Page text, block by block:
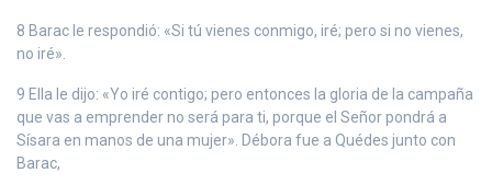
8 Barac le respondió: «Si tú vienes conmigo, iré; pero si no vienes,
no iré».
9 Ella le dijo: «Yo iré contigo; pero entonces la gloria de la campaña
que vas a emprender no será para ti, porque el Señor pondrá a
Sísara en manos de una mujer». Débora fue a Quédes junto con
Barac,